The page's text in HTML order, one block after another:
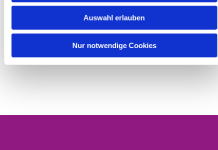
Auswahl erlauben
Nur notwendige Cookies
Von Pfarrerin Manuela Melzer,
Ev.-Luth.
erschienen im Remscheider General-Anzeiger, am
26.03.2021